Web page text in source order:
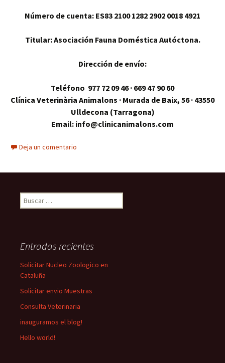
Número de cuenta: ES83 2100 1282 2902 0018 4921
Titular: Asociación Fauna Doméstica Autóctona.
Dirección de envío:
Teléfono 977 72 09 46 · 669 47 90 60
Clínica Veterinària Animalons · Murada de Baix, 56 · 43550
Ulldecona (Tarragona)
Email: info@clinicanimalons.com
Deja un comentario
Buscar:
Entradas recientes
Solicitar Nucleo Zoologico en
Cataluña
Solicitar envio Muestras
Consulta Veterinaria
inauguramos el blog!
Hello world!